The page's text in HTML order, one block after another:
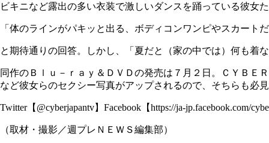
ビキニなど露出の多い衣装で激しいダンスを踊っている彼女
「体のラインがパキッと出る、ボディコンワンピやスカート
と期待通りの回答。しかし、「夏だと（家の中では）何も
同作のＢｌｕ－ｒａｙ＆ＤＶＤの発売は７月２日。ＣＹＢ
など彼女らのセクシー写真がアップされるので、そちらも必
Twitter【@cyberjapantv】Facebook【https://ja-jp.facebook.com/
（取材・撮影／週プレＮＥＷＳ編集部）